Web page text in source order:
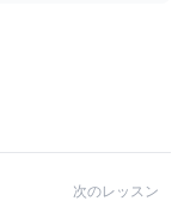
次のレッスン